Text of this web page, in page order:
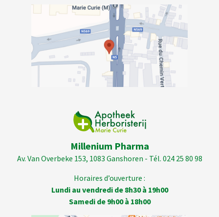
Millenium Pharma
Av. Van Overbeke 153, 1083 Ganshoren - Tél. 024 25 80 98
Horaires d’ouverture :
Lundi au vendredi de 8h30 à 19h00
Samedi de 9h00 à 18h00